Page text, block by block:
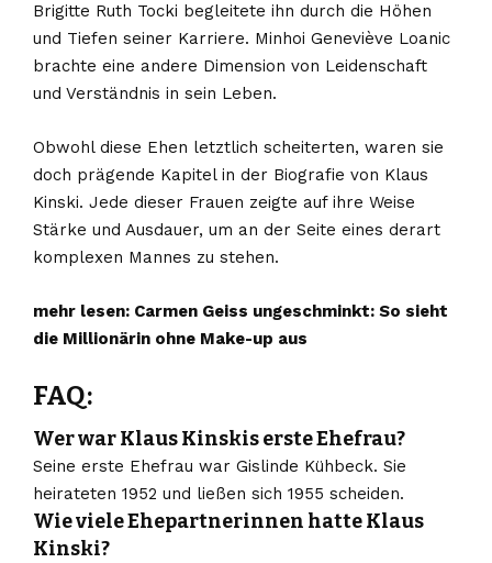
Brigitte Ruth Tocki begleitete ihn durch die Höhen
und Tiefen seiner Karriere. Minhoi Geneviève Loanic
brachte eine andere Dimension von Leidenschaft
und Verständnis in sein Leben.
Obwohl diese Ehen letztlich scheiterten, waren sie
doch prägende Kapitel in der Biografie von Klaus
Kinski. Jede dieser Frauen zeigte auf ihre Weise
Stärke und Ausdauer, um an der Seite eines derart
komplexen Mannes zu stehen.
mehr lesen: Carmen Geiss ungeschminkt: So sieht
die Millionärin ohne Make-up aus
FAQ:
Wer war Klaus Kinskis erste Ehefrau?
Seine erste Ehefrau war Gislinde Kühbeck. Sie
heirateten 1952 und ließen sich 1955 scheiden.
Wie viele Ehepartnerinnen hatte Klaus
Kinski?